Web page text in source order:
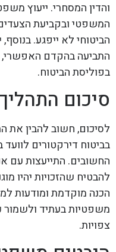
והדין המסחרי. ייעוץ
המשפטי ובקביעת
הביטוחי לא ייפגע.
התביעה בהקדם
בפוליסת הביטוח.
סיכום התהליך
לסיכום, חשוב להבין
בביטוח דירקטורים לוועד
החשובים. התייעצות עם
להבטיח שהזכויות יהיו
הכנה מוקדמת ומודעות
משפטיות בעתיד ולשמור
צפויות.